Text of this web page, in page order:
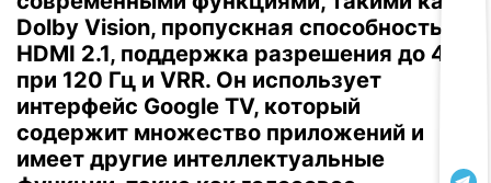
Dolby Vision, пропускная способность
HDMI 2.1, поддержка разрешения до 4K
при 120 Гц и VRR. Он использует
интерфейс Google TV, который
содержит множество приложений и
имеет другие интеллектуальные